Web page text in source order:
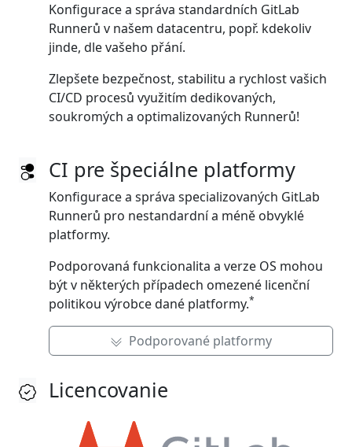
Konfigurace a správa standardních GitLab
Runnerů v našem datacentru, popř. kdekoliv
jinde, dle vašeho přání.
Zlepšete bezpečnost, stabilitu a rychlost vašich
CI/CD procesů využitím dedikovaných,
soukromých a optimalizovaných Runnerů!
CI pre špeciálne platformy
Konfigurace a správa specializovaných GitLab
Runnerů pro nestandardní a méně obvyklé
platformy.
Podporovaná funkcionalita a verze OS mohou
být v některých případech omezené licenční
politikou výrobce dané platformy.*
Podporované platformy
Licencovanie